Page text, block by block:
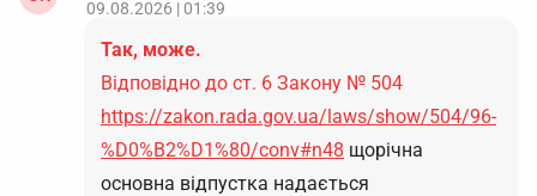
09.08.2026 | 01:39
Так, може.
Відповідно до ст. 6 Закону № 504
https://zakon.rada.gov.ua/laws/show/504/96-
%D0%B2%D1%80/conv#n48 щорічна
основна відпустка надається